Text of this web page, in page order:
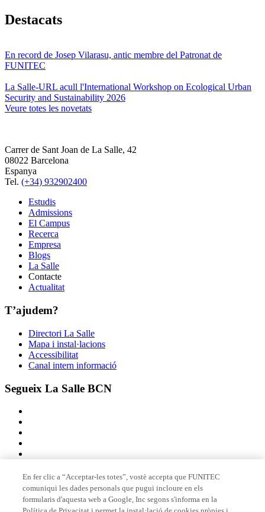
Destacats
En record de Josep Vilarasu, antic membre del Patronat de
FUNITEC
La Salle-URL acull l'International Workshop on Ecological Urban
Security and Sustainability 2026
Veure totes les novetats
Carrer de Sant Joan de La Salle, 42
08022 Barcelona
Espanya
Tel. (+34) 932902400
Estudis
Admissions
El Campus
Recerca
Empresa
Blogs
La Salle
Contacte
Actualitat
T’ajudem?
Directori La Salle
Mapa i instal·lacions
Accessibilitat
Canal intern informació
Segueix La Salle BCN
Membre de
En fer clic a “Acceptar-les totes”, vostè accepta que FUNITEC
comuniqui les dades personals que pugui incloure en els
formularis d'aquesta web a Google, Inc segons s'informa en la